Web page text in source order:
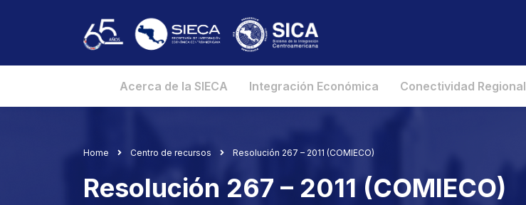
Acerca de la SIECA Integración Económica Conectividad Regional
Home Centro de recursos Resolución 267 – 2011 (COMIECO)
Resolución 267 – 2011 (COMIECO)